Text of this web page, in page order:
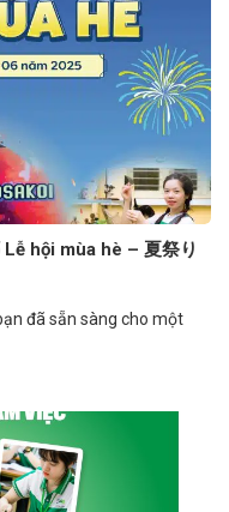
hội mùa hè – 夏祭り
đã sẵn sàng cho một